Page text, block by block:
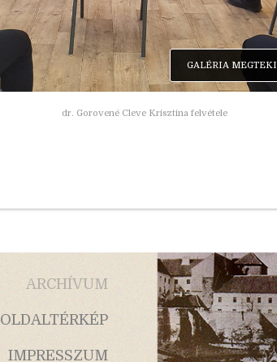
dr. Gorovené Cleve Krisztina felvétele
GALÉRIA
ARCHÍVUM
OLDALTÉRKÉP
IMPRESSZUM